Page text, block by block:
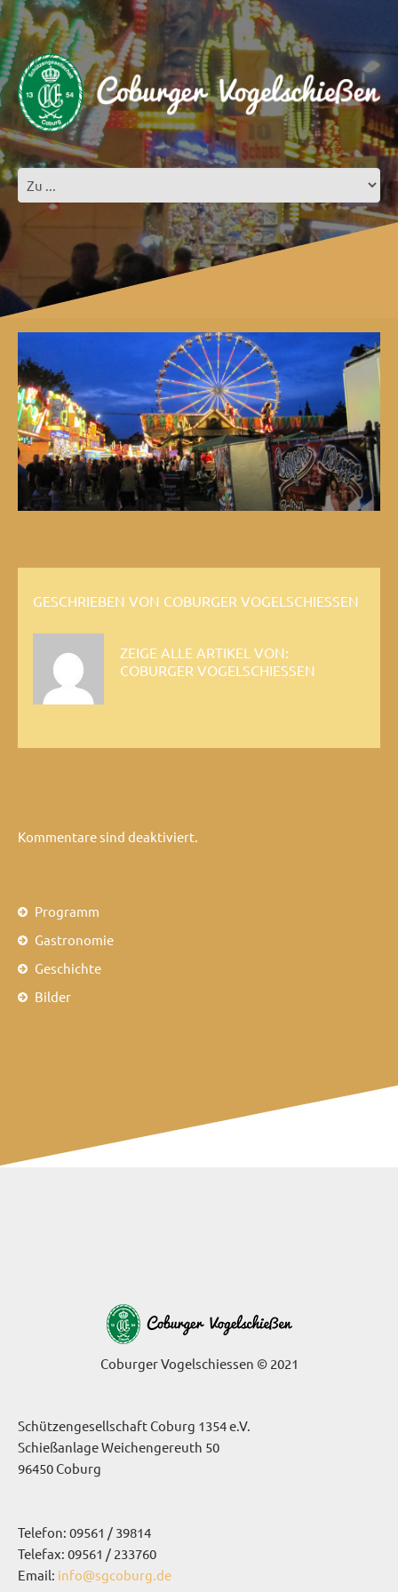
GESCHRIEBEN VON COBURGER VOGELSCHIESSEN
ZEIGE ALLE ARTIKEL VON:
COBURGER VOGELSCHIESSEN
Kommentare sind deaktiviert.
Programm
Gastronomie
Geschichte
Bilder
Coburger Vogelschiessen © 2021
Schützengesellschaft Coburg 1354 e.V.
Schießanlage Weichengereuth 50
96450 Coburg
Telefon: 09561 / 39814
Telefax: 09561 / 233760
Email: info@sgcoburg.de